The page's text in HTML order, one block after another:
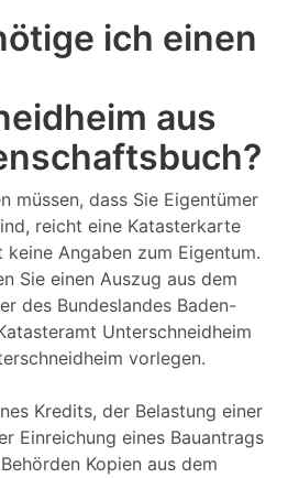
ich einen
aus
müssen, dass Sie Eigentümer
reicht eine Katasterkarte
keine Angaben zum Eigentum.
Sie einen Auszug aus dem
des Bundeslandes Baden-
Unterschneidheim
vorlegen.
Kredits, der Belastung einer
Einreichung eines Bauantrags
Kopien aus dem